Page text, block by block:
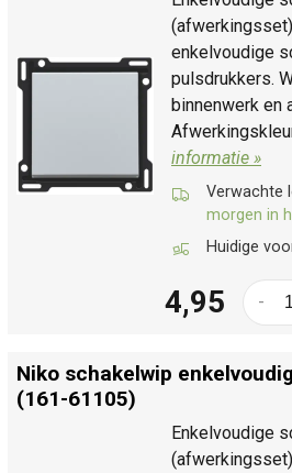
enkelvoudige
pulsdrukkers.
binnenwerk en
informatie »
Verwachte
morgen in
Huidige
4,95 -
Niko schakelwip
(161-61105)
Enkelvoudige